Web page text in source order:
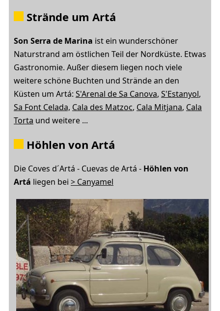
Strände um Artá
Son Serra de Marina ist ein wunderschöner
Naturstrand am östlichen Teil der Nordküste. Etwas
Gastronomie. Außer diesem liegen noch viele
weitere schöne Buchten und Strände an den
Küsten um Artá: S'Arenal de Sa Canova, S'Estanyol,
Sa Font Celada, Cala des Matzoc, Cala Mitjana, Cala
Torta und weitere ...
Höhlen von Artá
Die Coves d´Artá - Cuevas de Artá - Höhlen von
Artá liegen bei > Canyamel